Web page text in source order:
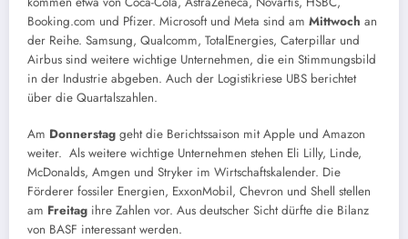
Booking.com und Pfizer. Microsoft und Meta sind am Mittwoch an
der Reihe. Samsung, Qualcomm, TotalEnergies, Caterpillar und
Airbus sind weitere wichtige Unternehmen, die ein Stimmungsbild
in der Industrie abgeben. Auch der Logistikriese UBS berichtet
über die Quartalszahlen.
Am Donnerstag geht die Berichtssaison mit Apple und Amazon
weiter. Als weitere wichtige Unternehmen stehen Eli Lilly, Linde,
McDonalds, Amgen und Stryker im Wirtschaftskalender. Die
Förderer fossiler Energien, ExxonMobil, Chevron und Shell stellen
am Freitag ihre Zahlen vor. Aus deutscher Sicht dürfte die Bilanz
von BASF interessant werden.